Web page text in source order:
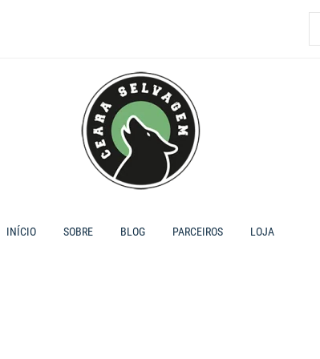
INÍCIO SOBRE BLOG PARCEIROS LOJA